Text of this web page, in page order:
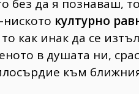
без да я познаваш,
културно
как инак да се
в душата ни,
към